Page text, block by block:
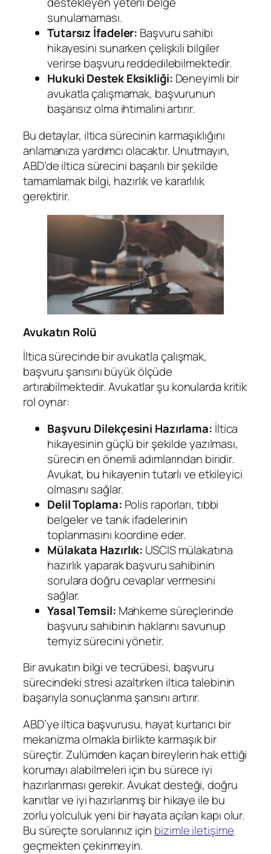
sunulamaması.
Tutarsız İfadeler: Başvuru sahibi
hikayesini sunarken çelişkili bilgiler
verirse başvuru reddedilebilmektedir.
Hukuki Destek Eksikliği: Deneyimli bir
avukatla çalışmamak, başvurunun
başarısız olma ihtimalini artırır.
Bu detaylar, iltica sürecinin karmaşıklığını
anlamanıza yardımcı olacaktır. Unutmayın,
ABD’de iltica sürecini başarılı bir şekilde
tamamlamak bilgi, hazırlık ve kararlılık
gerektirir.
Avukatın Rolü
İltica sürecinde bir avukatla çalışmak,
başvuru şansını büyük ölçüde
artırabilmektedir. Avukatlar şu konularda kritik
rol oynar:
Başvuru Dilekçesini Hazırlama: İltica
hikayesinin güçlü bir şekilde yazılması,
sürecin en önemli adımlarından biridir.
Avukat, bu hikayenin tutarlı ve etkileyici
olmasını sağlar.
Delil Toplama: Polis raporları, tıbbi
belgeler ve tanık ifadelerinin
toplanmasını koordine eder.
Mülakata Hazırlık: USCIS mülakatına
hazırlık yaparak başvuru sahibinin
sorulara doğru cevaplar vermesini
sağlar.
Yasal Temsil: Mahkeme süreçlerinde
başvuru sahibinin haklarını savunup
temyiz sürecini yönetir.
Bir avukatın bilgi ve tecrübesi, başvuru
sürecindeki stresi azaltırken iltica talebinin
başarıyla sonuçlanma şansını artırır.
ABD’ye iltica başvurusu, hayat kurtarıcı bir
mekanizma olmakla birlikte karmaşık bir
süreçtir. Zulümden kaçan bireylerin hak ettiği
korumayı alabilmeleri için bu sürece iyi
hazırlanması gerekir. Avukat desteği, doğru
kanıtlar ve iyi hazırlanmış bir hikaye ile bu
zorlu yolculuk yeni bir hayata açılan kapı olur.
Bu süreçte sorularınız için bizimle iletişime
geçmekten çekinmeyin.